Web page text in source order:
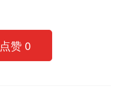
点赞 0